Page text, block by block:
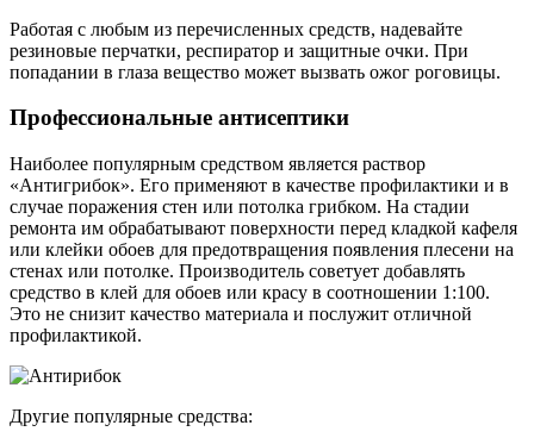
Работая с любым из перечисленных средств, надевайте
резиновые перчатки, респиратор и защитные очки. При
попадании в глаза вещество может вызвать ожог роговицы.
Профессиональные антисептики
Наиболее популярным средством является раствор
«Антигрибок». Его применяют в качестве профилактики и в
случае поражения стен или потолка грибком. На стадии
ремонта им обрабатывают поверхности перед кладкой кафеля
или клейки обоев для предотвращения появления плесени на
стенах или потолке. Производитель советует добавлять
средство в клей для обоев или красу в соотношении 1:100.
Это не снизит качество материала и послужит отличной
профилактикой.
Другие популярные средства: